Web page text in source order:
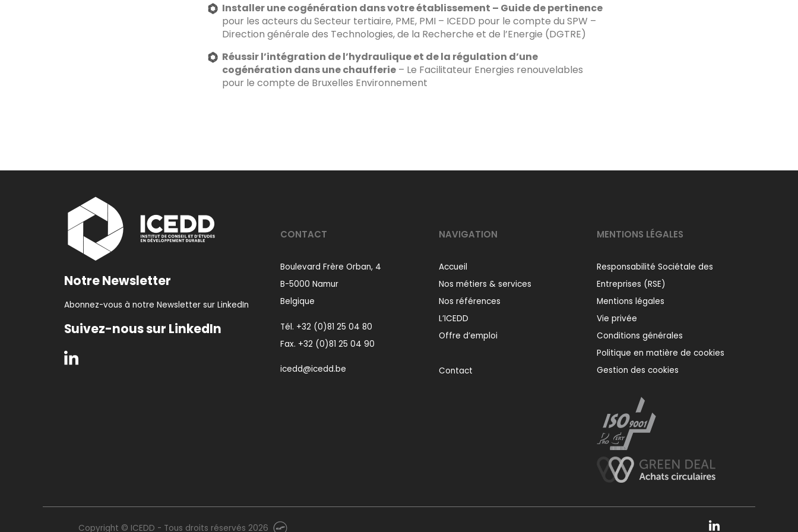
Installer une cogénération dans votre établissement – Guide de pertinence
pour les acteurs du Secteur tertiaire, PME, PMI – ICEDD pour le compte du SPW –
Direction générale des Technologies, de la Recherche et de l’Energie (DGTRE)
Réussir l’intégration de l’hydraulique et de la régulation d’une
cogénération dans une chaufferie – Le Facilitateur Energies renouvelables
pour le compte de Bruxelles Environnement
Notre Newsletter
Abonnez-vous à notre Newsletter sur LinkedIn
Suivez-nous sur LinkedIn
CONTACT
Boulevard Frère Orban, 4
B-5000 Namur
Belgique
Tél. +32 (0)81 25 04 80
Fax. +32 (0)81 25 04 90
icedd@icedd.be
NAVIGATION
Accueil
Nos métiers & services
Nos références
L’ICEDD
Offre d’emploi
Contact
MENTIONS LÉGALES
Responsabilité Sociétale des
Entreprises (RSE)
Mentions légales
Vie privée
Conditions générales
Politique en matière de cookies
Gestion des cookies
Copyright © ICEDD - Tous droits réservés 2026